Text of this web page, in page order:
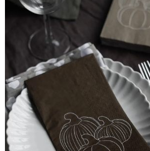
Den runda brickan Grodsim från
och unik detalj för ditt hem!
charmigt motiv av en glad
denna bricka perfekt för både
Designad av Pia Bergvall
livfulla uttryck och adderar en
och fikastund.
Varumärke
Original Orginella, signerat Pia
som väcker leenden och sprider
charmiga, handgjorda